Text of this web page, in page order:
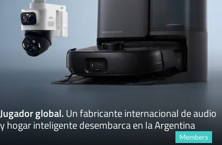
Jugador global.Un fabricante internacional de audio
y hogar inteligente desembarca en la Argentina
Members